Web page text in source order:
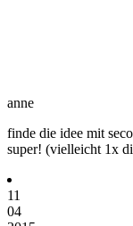
anne
finde die idee mit
super! (vielleicht 1x
11
04